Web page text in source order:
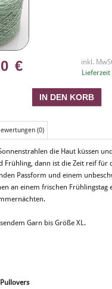
€ inkl.
(0)
die Haut küssen
Frühling, dann ist die Zeit reif für
Passform und einem
an einem frischen Frühlingstag
Garn bis Größe XL.